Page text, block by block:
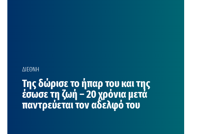
ΔΙΕΘΝΗ
Της δώρισε το ήπαρ του και της
έσωσε τη ζωή – 20 χρόνια μετά
παντρεύεται τον αδελφό του